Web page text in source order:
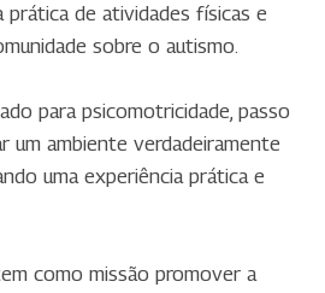
prática de atividades físicas e
sobre o autismo.
para psicomotricidade, passo
um ambiente verdadeiramente
uma experiência prática e
como missão promover a